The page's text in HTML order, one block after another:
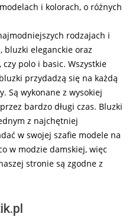
i kolorach, o różnych
rodzajach i
bluzki eleganckie oraz
polo i basic. Wszystkie
przydadzą się na każdą
Są wykonane z wysokiej
bardzo długi czas. Bluzki
z najchętniej
w swojej szafie modele na
w modzie damskiej, więc
stronie są zgodne z